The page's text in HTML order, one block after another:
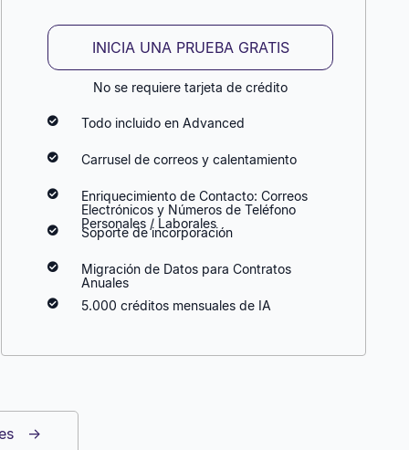
INICIA UNA PRUEBA GRATIS
No se requiere tarjeta de crédito
Todo incluido en Advanced
Carrusel de correos y calentamiento
Enriquecimiento de Contacto: Correos
Electrónicos y Números de Teléfono
Personales / Laborales
Soporte de incorporación
Migración de Datos para Contratos
Anuales
5.000 créditos mensuales de IA
→